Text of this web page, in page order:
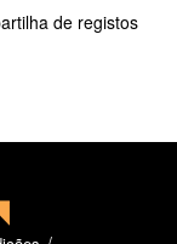
de registos